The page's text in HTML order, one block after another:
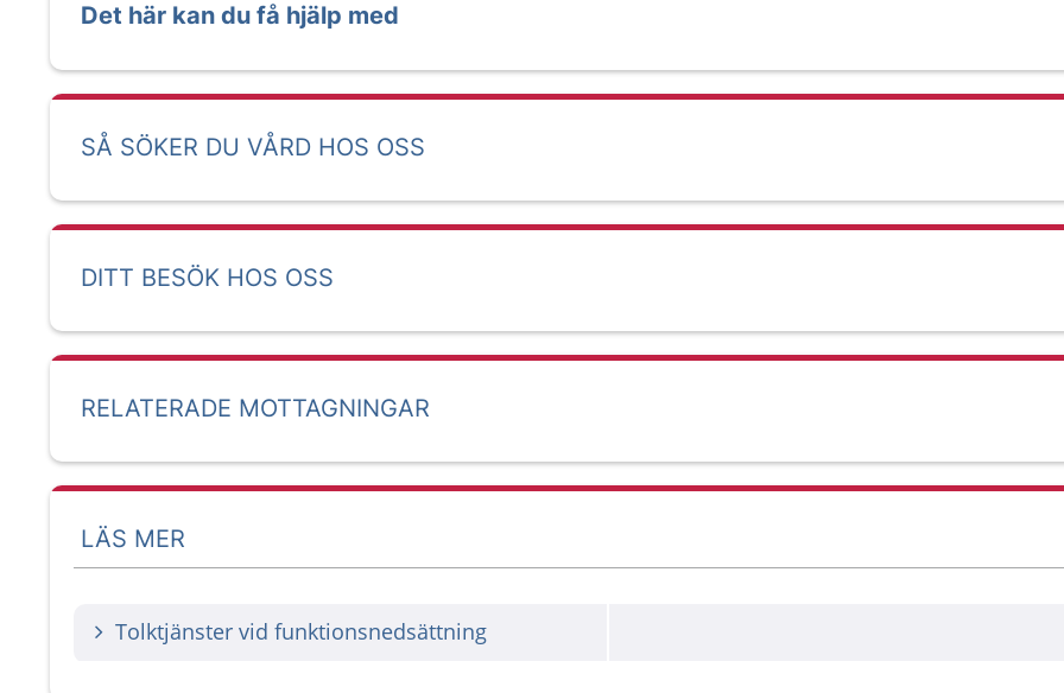
Det här kan du få hjälp med
SÅ SÖKER DU VÅRD HOS OSS
DITT BESÖK HOS OSS
RELATERADE MOTTAGNINGAR
LÄS MER
Tolktjänster vid funktionsnedsättning